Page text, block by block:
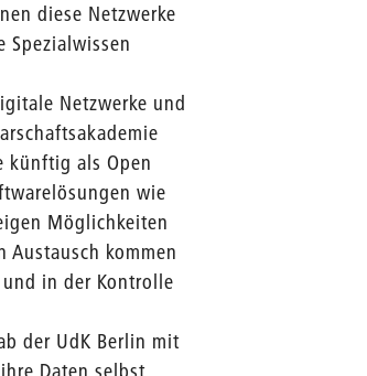
diese Netzwerke
Spezialwissen
Netzwerke und
künftig als Open
wie
Möglichkeiten
kommen
in der Kontrolle
der UdK Berlin mit